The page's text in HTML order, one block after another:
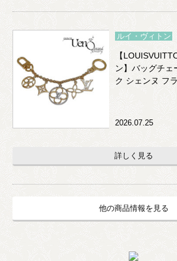
ルイ・ヴィトン
【
ン】バッグチェ
ク シェンヌ フ
色×ビジュー)
2026.07.25
詳しく見る
他の商品情報を見る